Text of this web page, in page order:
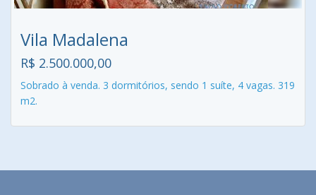
Vila Madalena
R$ 2.500.000,00
Sobrado à venda. 3 dormitórios, sendo 1 suíte, 4 vagas. 319
m2.